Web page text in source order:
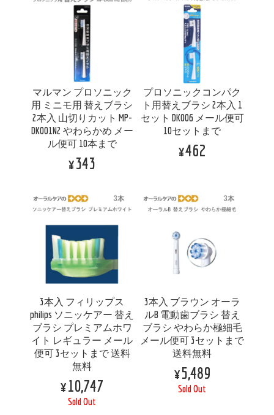
マルマン プロソニック
用 ミニモ用 替えブラシ
2本入 山切りカット MP-
DK001N2 やわらかめ メー
ル便可 10本まで
¥343
プロソニックコンパク
ト用替えブラシ 2本入 1
セット DK006 メール便可
10セットまで
¥462
3本入 フィリップス
philips ソニッケアー 替え
ブラシ プレミアムホワ
イト レギュラー メール
便可 3セットまで 送料
無料
¥10,747
Sold Out
3本入 ブラウン オーラ
ルB 電動歯ブラシ 替え
ブラシ やわらか極細毛
メール便可 3セットまで
送料無料
¥5,489
Sold Out